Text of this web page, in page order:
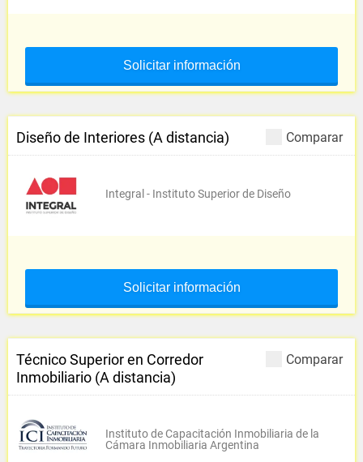
Solicitar información
Comparar
Diseño de Interiores (A distancia)
Integral - Instituto Superior de Diseño
Solicitar información
Comparar
Técnico Superior en Corredor
Inmobiliario (A distancia)
Instituto de Capacitación Inmobiliaria de la
Cámara Inmobiliaria Argentina